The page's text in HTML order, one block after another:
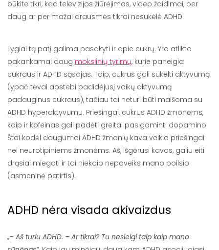
būkite tikri, kad televizijos žiūrėjimas, video žaidimai, per
daug ar per mažai drausmės tikrai nesukėlė ADHD.
Lygiai tą patį galima pasakyti ir apie cukrų. Yra atlikta
pakankamai daug mokslinių tyrimų, kurie paneigia
cukraus ir ADHD sąsajas. Taip, cukrus gali sukelti aktyvumą
(ypač tėvai apstebi padidėjusį vaikų aktyvumą
padauginus cukraus), tačiau tai neturi būti maišoma su
ADHD hyperaktyvumu. Priešingai, cukrus ADHD žmonėms,
kaip ir kofeinas gali padėti greitai pasigaminti dopamino.
Štai kodėl daugumai ADHD žmonių kava veikia priešingai
nei neurotipiniems žmonėms. Aš, išgėrusi kavos, galiu eiti
drąsiai miegoti ir tai niekaip nepaveiks mano poilsio
(asmeninė patirtis).
ADHD nėra visada akivaizdus
„- Aš turiu ADHD. – Ar tikrai? Tu nesielgi taip kaip mano